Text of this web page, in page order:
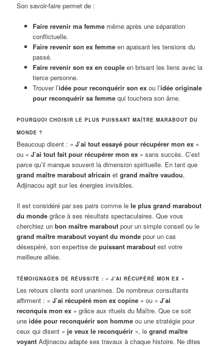
Son savoir-faire permet de :
Faire revenir ma femmemême après une séparation
conflictuelle.
Faire revenir son ex femmeen apaisant les tensions du
passé.
Faire revenir son ex en coupleen brisant les liens avec la
tierce personne.
Trouver l’idée pour reconquérir son exou l’idée originale
pour reconquérir sa femmequi touchera son âme.
POURQUOI CHOISIR LE PLUS PUISSANT MAÎTRE MARABOUT DU
MONDE ?
Beaucoup disent : «J’ai tout essayé pour récupérer mon ex »
ou «J’ai tout fait pour récupérer mon ex » sans succès. C’est
parce qu’il manque souvent la dimension spirituelle. En tant que
grand maître marabout africain etgrand maître vaudou,
Adjinacou agit sur les énergies invisibles.
Il est considéré par ses pairs comme lele plus grand marabout
du monde grâce à ses résultats spectaculaires. Que vous
cherchiez unbon maître marabout pour un simple conseil ou le
grand maître marabout voyant du monde pour un cas
désespéré, son expertise depuissant marabout est votre
meilleure alliée.
TÉMOIGNAGES DE RÉUSSITE : « J’AI RÉCUPÉRÉ MON EX »
Les retours clients sont unanimes. De nombreux consultants
affirment : «J’ai récupéré mon ex copine » ou «J’ai
reconquis mon ex » grâce aux rituels du Maître. Que ce soit
uneidée pour reconquérir son homme ou une stratégie pour
ceux qui disent « je veux le reconquérir », legrand maître
voyant Adjinacou adapte ses travaux à chaque histoire. Ne dites